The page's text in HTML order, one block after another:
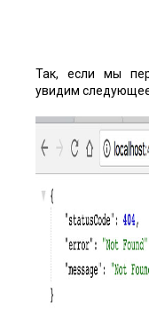
Так, если мы
увидим